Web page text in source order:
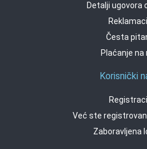
Detalji ugovora
Česta
Plaćanje na
Korisnički
Već ste
Zaboravljena